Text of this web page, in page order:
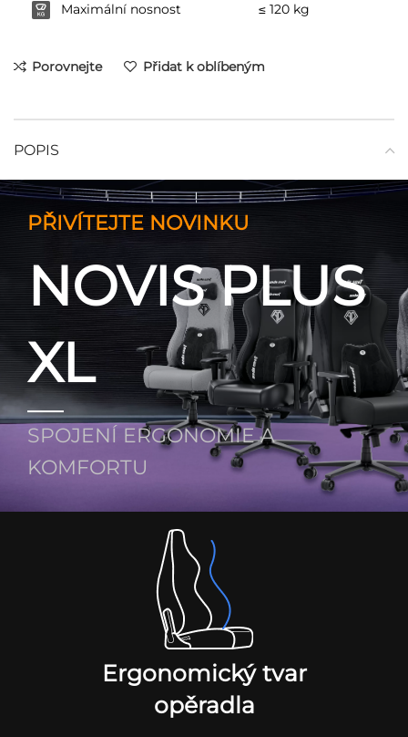
Maximální nosnost ≤ 120 kg
Porovnejte Přidat k oblíbeným
POPIS
PŘIVÍTEJTE NOVINKU
NOVIS PLUS
XL
SPOJENÍ ERGONOMIE A
KOMFORTU
Ergonomický tvar
opěradla